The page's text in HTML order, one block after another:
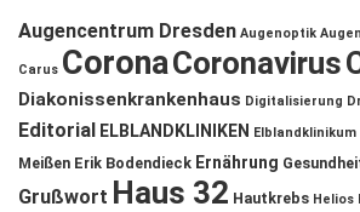
Augencentrum Dresden Augenoptik
Carus CoronaCoronavirus
Diakonissenkrankenhaus Digitalisierung
Editorial ELBLANDKLINIKEN Elblandklinikum
Meißen Erik Bodendieck Ernährung
Grußwort Haus 32 Hautkrebs Helios